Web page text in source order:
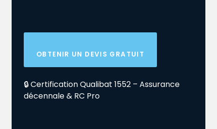
OBTENIR UN DEVIS GRATUIT
🔒 Certification Qualibat 1552 – Assurance
décennale & RC Pro